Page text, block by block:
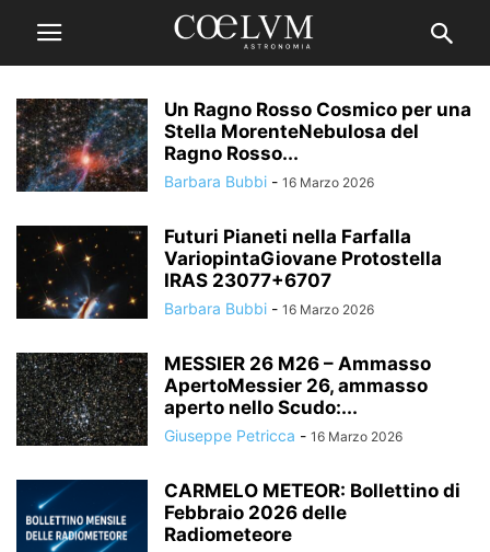
Un Ragno Rosso Cosmico per una
Stella MorenteNebulosa del
Ragno Rosso...
Barbara Bubbi - 16 Marzo 2026
Futuri Pianeti nella Farfalla
VariopintaGiovane Protostella
IRAS 23077+6707
Barbara Bubbi - 16 Marzo 2026
MESSIER 26 M26 – Ammasso
ApertoMessier 26, ammasso
aperto nello Scudo:...
Giuseppe Petricca - 16 Marzo 2026
CARMELO METEOR: Bollettino di
Febbraio 2026 delle
Radiometeore